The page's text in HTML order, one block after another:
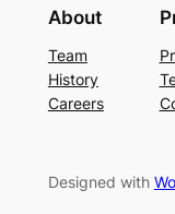
About
Team
History
Careers
Designed with